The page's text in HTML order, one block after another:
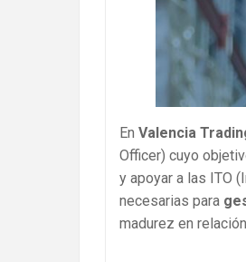
En Valencia
Officer) cuyo
y apoyar a las ITO
necesarias para
madurez en